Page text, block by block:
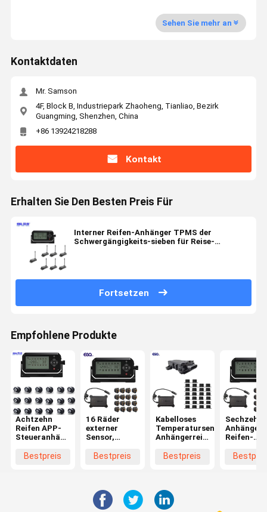
Sehen Sie mehr an
Kontaktdaten
Mr. Samson
4F, Block B, Industriepark Zhaoheng, Tianliao, Bezirk
Guangming, Shenzhen, China
+86 13924218288
Kontakt
Erhalten Sie Den Besten Preis Für
Interner Reifen-Anhänger TPMS der
Schwergängigkeits-sieben für Reise-
Fortsetzen
Empfohlene Produkte
Achtzehn
Reifen APP-
Steueranhänger-
Überwachungsanlage
Bestpreis
16 Räder
externer
Sensor,
Empfängerreifendrucküberwachungssystem
Bestpreis
Kabelloses
Temperatursensor-
Anhängerreifen
Bestpreis
Sechzehn
Anhänger-
Reifen-
des